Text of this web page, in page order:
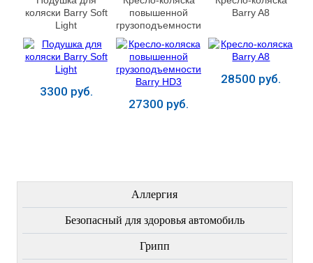
коляски Barry Soft
Light
3300 руб.
повышенной
грузоподъемности
27300 руб.
Barry A8
28500 руб.
Аллергия
Безопасный для здоровья автомобиль
Грипп